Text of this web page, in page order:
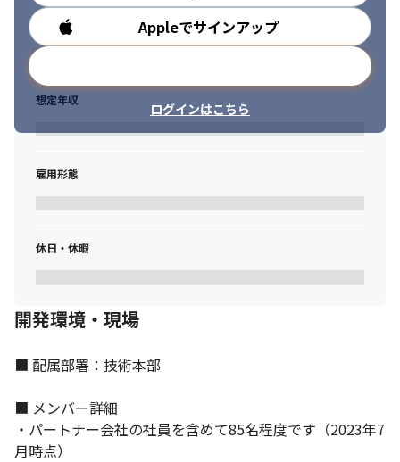
・大手通信キャリアやマルチキャリアを組み合わせた最適なネッ
トワーク環境の構築
・CiscoやFortiGateを用いたWANの導入
・一次窓口で対応できなかった業務の二次窓口（障害対応/問い合
わせ）
体制：パートナー会社の社員も含めて10名程度です。
ミーティング頻度：月に1度程度行なっています。メンバーが少な
働き方：リモートワークをしているメンバーもいますが、トラブ
ル時のサポートを随時行える体制にしています。
・メンター制度を取り入れているため、入社後しっかりとフォロ
・セコムはITの力で社会の安全/安心を実現するという理念のも
と、データセンター事業を主軸に安定したITインフラ環境の提供
・セコムグループが展開するさまざまな事業は当社のデータセン
な拠点です
・インターネット接続環境を提供しているデータセンターとして
複数のISP/IX接続環境があり、その経験を積める環境です
Appleでサインアップ
ログインはこちら
勤務時間
想定年収
雇用形態
休日・休暇
開発環境・現場
■ 配属部署：技術本部
■ メンバー詳細
・パートナー会社の社員を含めて85名程度です（2023年7
月時点）